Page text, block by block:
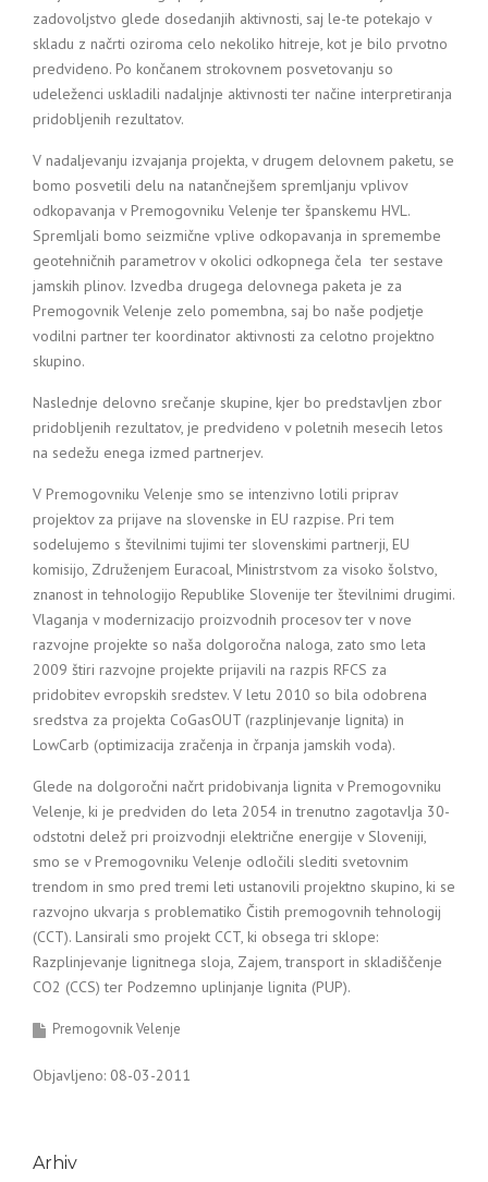
zadovoljstvo glede dosedanjih aktivnosti, saj le-te potekajo v
skladu z načrti oziroma celo nekoliko hitreje, kot je bilo prvotno
predvideno. Po končanem strokovnem posvetovanju so
udeleženci uskladili nadaljnje aktivnosti ter načine interpretiranja
pridobljenih rezultatov.
V nadaljevanju izvajanja projekta, v drugem delovnem paketu, se
bomo posvetili delu na natančnejšem spremljanju vplivov
odkopavanja v Premogovniku Velenje ter španskemu HVL.
Spremljali bomo seizmične vplive odkopavanja in spremembe
geotehničnih parametrov v okolici odkopnega čela ter sestave
jamskih plinov. Izvedba drugega delovnega paketa je za
Premogovnik Velenje zelo pomembna, saj bo naše podjetje
vodilni partner ter koordinator aktivnosti za celotno projektno
skupino.
Naslednje delovno srečanje skupine, kjer bo predstavljen zbor
pridobljenih rezultatov, je predvideno v poletnih mesecih letos
na sedežu enega izmed partnerjev.
V Premogovniku Velenje smo se intenzivno lotili priprav
projektov za prijave na slovenske in EU razpise. Pri tem
sodelujemo s številnimi tujimi ter slovenskimi partnerji, EU
komisijo, Združenjem Euracoal, Ministrstvom za visoko šolstvo,
znanost in tehnologijo Republike Slovenije ter številnimi drugimi.
Vlaganja v modernizacijo proizvodnih procesov ter v nove
razvojne projekte so naša dolgoročna naloga, zato smo leta
2009 štiri razvojne projekte prijavili na razpis RFCS za
pridobitev evropskih sredstev. V letu 2010 so bila odobrena
sredstva za projekta CoGasOUT (razplinjevanje lignita) in
LowCarb (optimizacija zračenja in črpanja jamskih voda).
Glede na dolgoročni načrt pridobivanja lignita v Premogovniku
Velenje, ki je predviden do leta 2054 in trenutno zagotavlja 30-
odstotni delež pri proizvodnji električne energije v Sloveniji,
smo se v Premogovniku Velenje odločili slediti svetovnim
trendom in smo pred tremi leti ustanovili projektno skupino, ki se
razvojno ukvarja s problematiko Čistih premogovnih tehnologij
(CCT). Lansirali smo projekt CCT, ki obsega tri sklope:
Razplinjevanje lignitnega sloja, Zajem, transport in skladiščenje
CO2 (CCS) ter Podzemno uplinjanje lignita (PUP).
Premogovnik Velenje
Objavljeno: 08-03-2011
Arhiv